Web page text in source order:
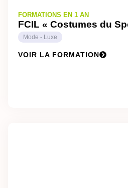
FORMATIONS EN 1 AN
FCIL « Costumes du
Mode - Luxe
VOIR LA FORMATION